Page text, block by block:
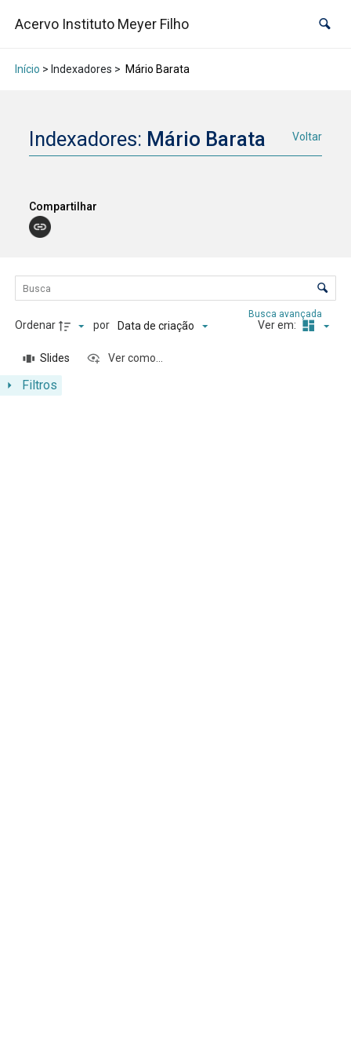
Acervo Instituto Meyer Filho
Início > Indexadores > Mário Barata
Indexadores: Mário Barata Voltar
Compartilhar
Lista de itens
Controle de ordenação e visualização
Filtros
Busca avançada
Ordenar por Data de criação Ver em:
Slides Ver como...